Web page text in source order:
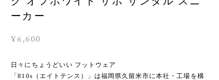
ーカー
¥6,600
日々にちょうどいい フットウェア
「810s（エイトテンス）」は福岡県久留米市に本社・工場を構